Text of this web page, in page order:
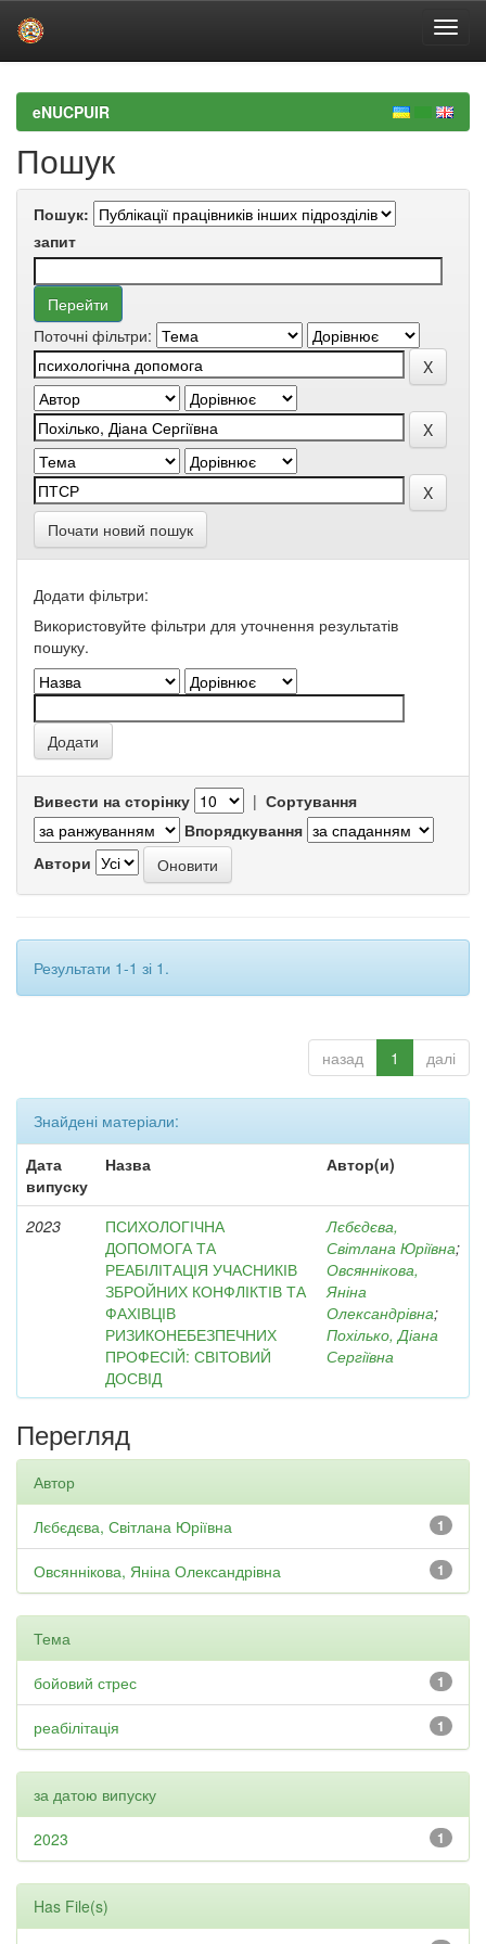
navigationeNUCPUIR
Пошук
Пошук:
запит
Поточні фільтри:
Почати новий пошук
Додати фільтри:
Використовуйте фільтри для уточнення результатів
пошуку.
Вивести на сторінку | Сортування
Впорядкування
Автори
Результати 1-1 зі 1.
назад 1 далі
Знайдені матеріали:
Дата
випуску
Назва Автор(и)
2023
ПСИХОЛОГІЧНА
ДОПОМОГА ТА
РЕАБІЛІТАЦІЯ УЧАСНИКІВ
ЗБРОЙНИХ КОНФЛІКТІВ ТА
ФАХІВЦІВ
РИЗИКОНЕБЕЗПЕЧНИХ
ПРОФЕСІЙ: СВІТОВИЙ
ДОСВІД
Лєбєдєва,
Світлана Юріївна;
Овсяннікова,
Яніна
Олександрівна;
Похілько, Діана
Сергіївна
Перегляд
Автор
1
Лєбєдєва, Світлана Юріївна
1
Овсяннікова, Яніна Олександрівна
Тема
1
бойовий стрес
1
реабілітація
за датою випуску
1
2023
Has File(s)